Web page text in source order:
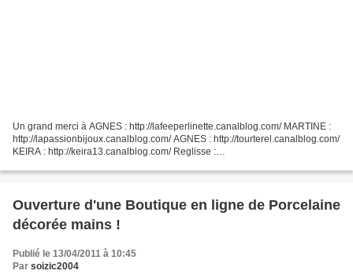
Un grand merci à AGNES : http://lafeeperlinette.canalblog.com/ MARTINE :
http://lapassionbijoux.canalblog.com/ AGNES : http://tourterel.canalblog.com/
KEIRA : http://keira13.canalblog.com/ Reglisse :
Ouverture d'une Boutique en ligne de Porcelaine
décorée mains !
Publié le 13/04/2011 à 10:45
Par soizic2004